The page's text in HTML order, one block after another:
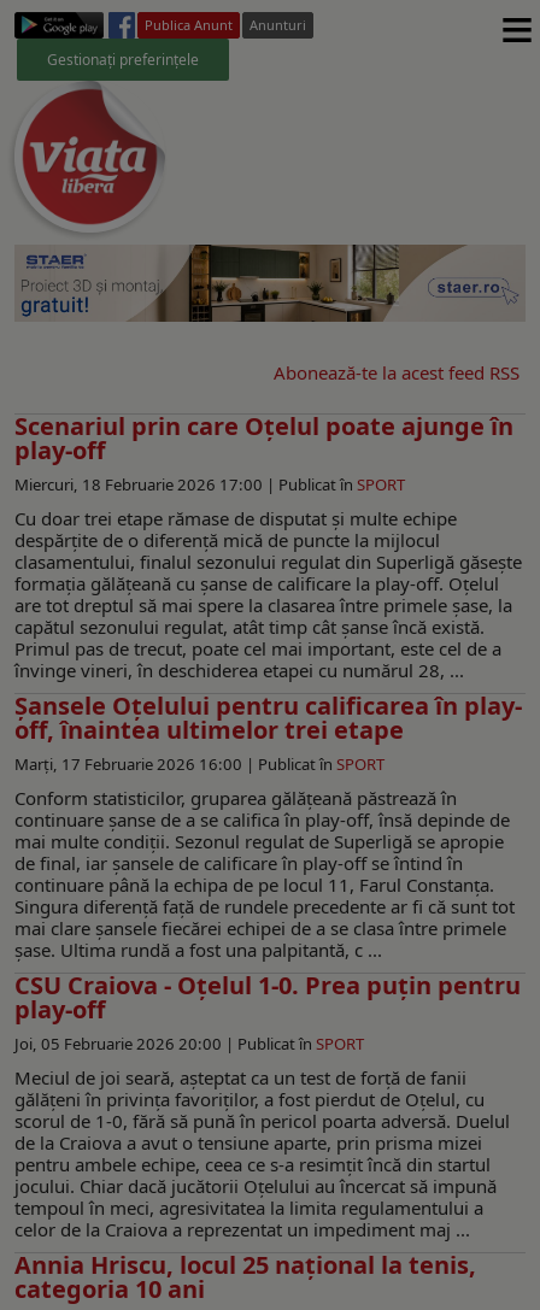
Publica Anunt Anunturi
Gestionați preferințele ≡
Abonează-te la acest feed RSS
Scenariul prin care Oțelul poate ajunge în
play-off
Miercuri, 18 Februarie 2026 17:00 | Publicat în SPORT
Cu doar trei etape rămase de disputat și multe echipe
despărţite de o diferență mică de puncte la mijlocul
clasamentului, finalul sezonului regulat din Superligă găsește
formația gălățeană cu șanse de calificare la play-off. Oțelul
are tot dreptul să mai spere la clasarea între primele șase, la
capătul sezonului regulat, atât timp cât șanse încă există.
Primul pas de trecut, poate cel mai important, este cel de a
învinge vineri, în deschiderea etapei cu numărul 28, ...
Șansele Oțelului pentru calificarea în play-
off, înaintea ultimelor trei etape
Marți, 17 Februarie 2026 16:00 | Publicat în SPORT
Conform statisticilor, gruparea gălățeană păstrează în
continuare șanse de a se califica în play-off, însă depinde de
mai multe condiții. Sezonul regulat de Superligă se apropie
de final, iar șansele de calificare în play-off se întind în
continuare până la echipa de pe locul 11, Farul Constanța.
Singura diferență față de rundele precedente ar fi că sunt tot
mai clare șansele fiecărei echipei de a se clasa între primele
șase. Ultima rundă a fost una palpitantă, c ...
CSU Craiova - Oțelul 1-0. Prea puțin pentru
play-off
Joi, 05 Februarie 2026 20:00 | Publicat în SPORT
Meciul de joi seară, așteptat ca un test de forță de fanii
gălățeni în privința favoriților, a fost pierdut de Oțelul, cu
scorul de 1-0, fără să pună în pericol poarta adversă. Duelul
de la Craiova a avut o tensiune aparte, prin prisma mizei
pentru ambele echipe, ceea ce s-a resimțit încă din startul
jocului. Chiar dacă jucătorii Oțelului au încercat să impună
tempoul în meci, agresivitatea la limita regulamentului a
celor de la Craiova a reprezentat un impediment maj ...
Annia Hriscu, locul 25 național la tenis,
categoria 10 ani